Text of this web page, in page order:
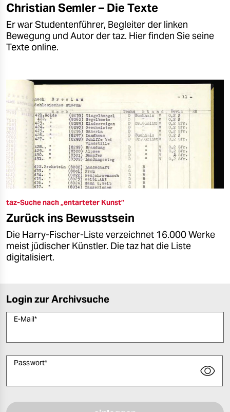
Christian Semler – Die Texte
Er war Studentenführer, Begleiter der linken
Bewegung und Autor der taz. Hier finden Sie seine
Texte online.
taz-Suche nach „entarteter Kunst”
Zurück ins Bewusstsein
Die Harry-Fischer-Liste verzeichnet 16.000 Werke
meist jüdischer Künstler. Die taz hat die Liste
digitalisiert.
Login zur Archivsuche
E-Mail*
Passwort*